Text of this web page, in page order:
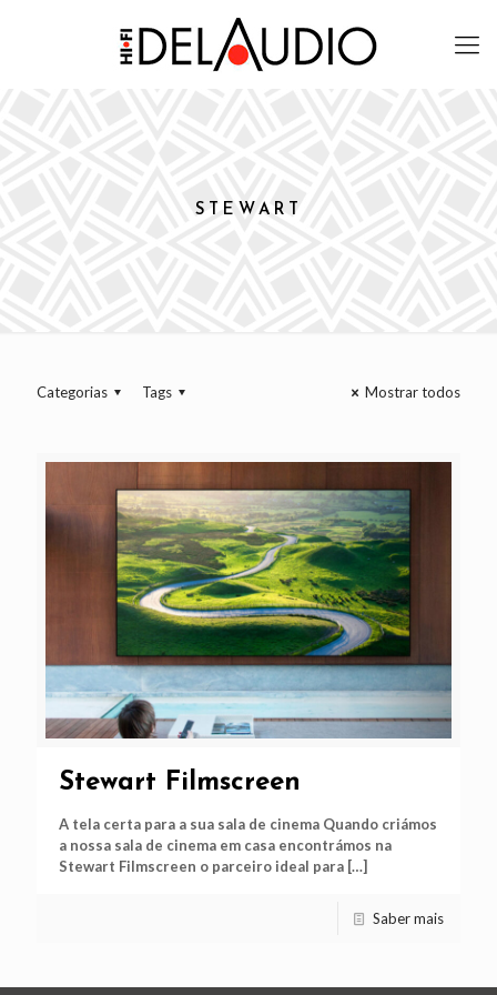
STEWART
Categorias Tags Mostrar todos
Stewart Filmscreen
A tela certa para a sua sala de cinema Quando criámos
a nossa sala de cinema em casa encontrámos na
Stewart Filmscreen o parceiro ideal para […]
Saber mais